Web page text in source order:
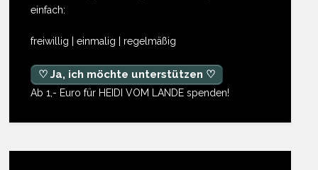
einfach:
freiwillig | einmalig | regelmäßig
♡ Ja, ich möchte unterstützen ♡
Ab 1,- Euro für HEIDI VOM LANDE spenden!